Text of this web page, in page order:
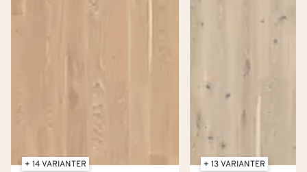
+ 14 VARIANTER
+ 13 VARIANTER